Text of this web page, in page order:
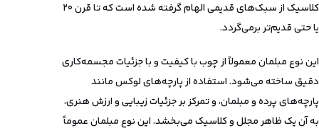
کلاسیک از سبک‌های قدیمی الهام گرفته شده است که تا قرن ۲۰
یا حتی قدیم‌تر برمی‌گردد.
این نوع مبلمان معمولاً از چوب با کیفیت و با جزئیات مجسمه‌کاری
دقیق ساخته می‌شود. استفاده از پارچه‌های لوکس مانند
پارچه‌های پرده و مبلمان، و تمرکز بر جزئیات زیبایی و ارزش هنری،
به آن یک ظاهر مجلل و کلاسیک می‌بخشد. این نوع مبلمان عموماً